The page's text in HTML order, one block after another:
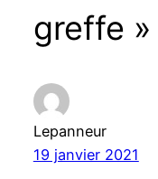
greffe »
Lepanneur
19 janvier 2021